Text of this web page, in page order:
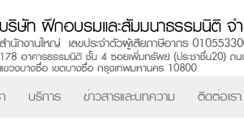
บริการ ข่าวสารและบทความ ติดต่อเรา